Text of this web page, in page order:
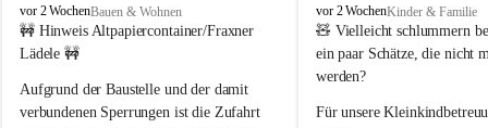
F
r
a
e
r
vor 2 WochenBauen & Wohnen
🚧 Hinweis Altpapiercontainer/Fraxner
Lädele 🚧
Aufgrund der Baustelle und der damit
verbundenen Sperrungen ist die Zufahrt
F
r
a
x
r
vor 2 WochenKinder & Familie
🧸 Vielleicht schlummern
ein paar Schätze, die nicht
werden?
Für unsere